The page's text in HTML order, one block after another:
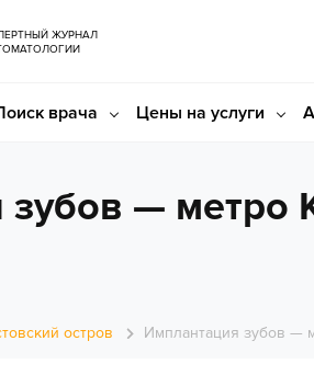
ЖУРНАЛ
врача Цены на услуги
— метро
остров Имплантация зубов —